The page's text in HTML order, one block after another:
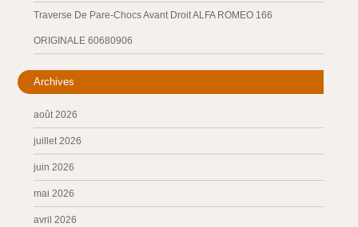
Traverse De Pare-Chocs Avant Droit ALFA ROMEO 166
ORIGINALE 60680906
Archives
août 2026
juillet 2026
juin 2026
mai 2026
avril 2026